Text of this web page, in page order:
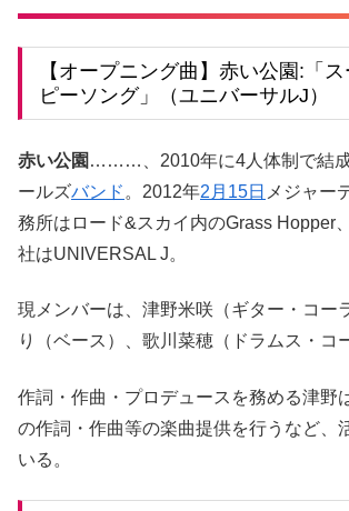
【オープニング曲】赤い公園:「
ピーソング」（ユニバーサルJ）
赤い公園 ………、2010年に4人体制で結
ールズバンド 。2012年2月15日 メジャー
務所はロード&スカイ内のGrass Hopper
社はUNIVERSAL J。
現メンバーは、津野米咲（ギター・コー
り（ベース）、歌川菜穂（ドラムス・コ
作詞・作曲・プロデュースを務める津野
の作詞・作曲等の楽曲提供を行うなど、
いる。